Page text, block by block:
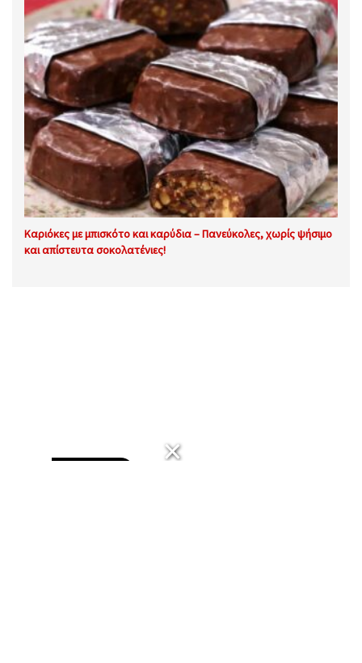
Καριόκες με μπισκότο και καρύδια – Πανεύκολες, χωρίς ψήσιμο
και απίστευτα σοκολατένιες!